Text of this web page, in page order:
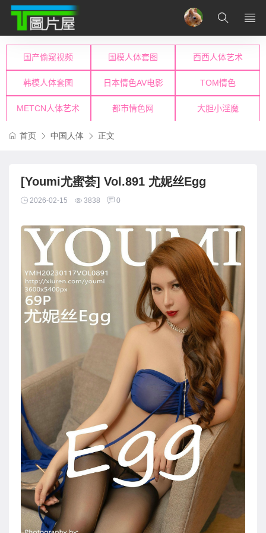
首页 中国人体 正文
[Youmi尤蜜荟] Vol.891 尤妮丝Egg
2026-02-15 3838 0